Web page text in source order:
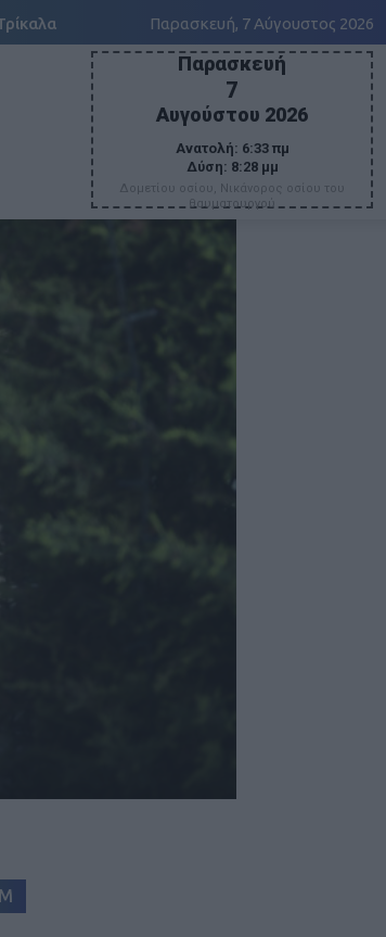
Παρασκευή, 7 Αύγουστος 2026
Παρασκευή
7
Αυγούστου 2026
Ανατολή: 6:33 πμ
Δύση: 8:28 μμ
Δομετίου οσίου, Νικάνορος οσίου του
θαυματουργού